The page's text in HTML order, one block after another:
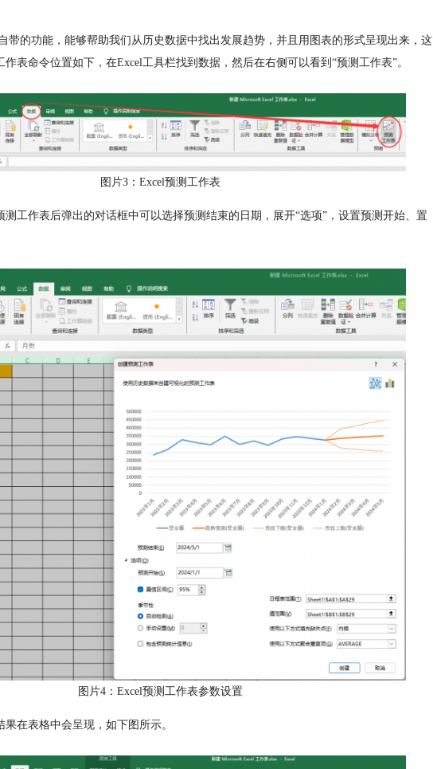
带的功能，能够帮助我们从历史数据中找出发展趋势，并且用图表的形式呈现出来，这
表命令位置如下，在Excel工具栏找到数据，然后在右侧可以看到“预测工作表”。
图片3：Excel预测工作表
测工作表后弹出的对话框中可以选择预测结束的日期，展开“选项”，设置预测开始、置
图片4：Excel预测工作表参数设置
在表格中会呈现，如下图所示。